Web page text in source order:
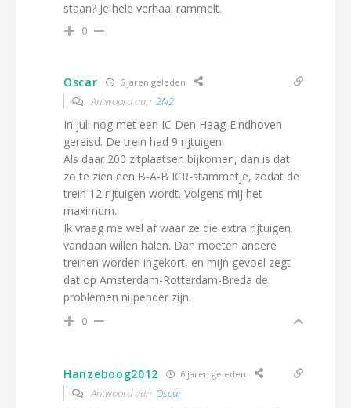
staan? Je hele verhaal rammelt.
0
Oscar 6 jaren geleden
Antwoord aan 2N2
In juli nog met een IC Den Haag-Eindhoven
gereisd. De trein had 9 rijtuigen.
Als daar 200 zitplaatsen bijkomen, dan is dat
zo te zien een B-A-B ICR-stammetje, zodat de
trein 12 rijtuigen wordt. Volgens mij het
maximum.
Ik vraag me wel af waar ze die extra rijtuigen
vandaan willen halen. Dan moeten andere
treinen worden ingekort, en mijn gevoel zegt
dat op Amsterdam-Rotterdam-Breda de
problemen nijpender zijn.
0
Hanzeboog2012 6 jaren geleden
Antwoord aan Oscar